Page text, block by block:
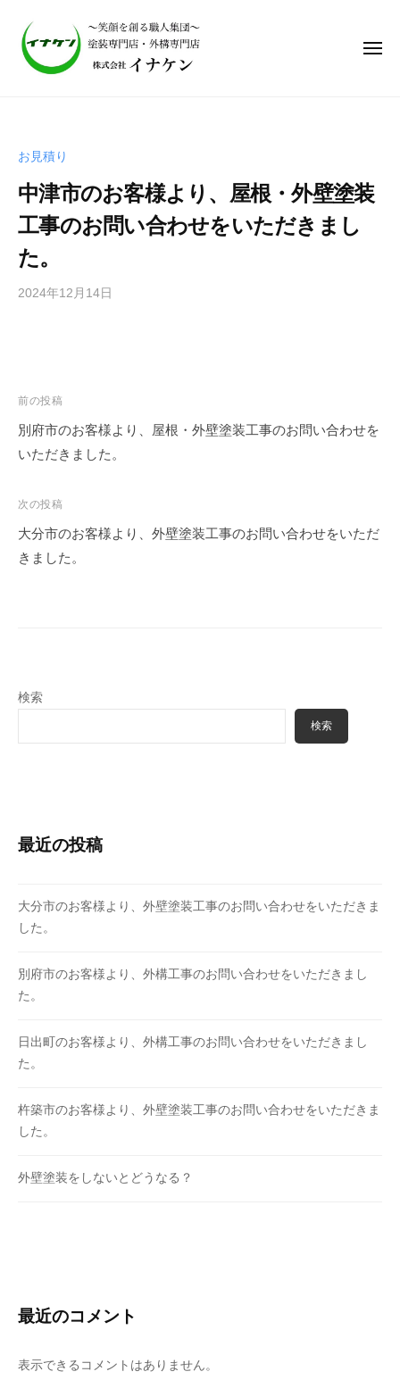
イ
ナ
ケ
ン
｜
作
る
職
集
、
塗
専
店
お見積り
中津市のお客様より、屋根・外壁塗装
工事のお問い合わせをいただきまし
た。
2024年12月14日
d
i
前の投稿
別府市のお客様より、屋根・外壁塗装工事のお問い合わせを
いただきました。
次の投稿
大分市のお客様より、外壁塗装工事のお問い合わせをいただ
きました。
検索
検索
最近の投稿
大分市のお客様より、外壁塗装工事のお問い合わせをいただきま
した。
別府市のお客様より、外構工事のお問い合わせをいただきまし
た。
日出町のお客様より、外構工事のお問い合わせをいただきまし
た。
杵築市のお客様より、外壁塗装工事のお問い合わせをいただきま
した。
外壁塗装をしないとどうなる？
最近のコメント
表示できるコメントはありません。
式
会
社
ン
笑
顔
を
作
職
塗
装
・
専
門
店